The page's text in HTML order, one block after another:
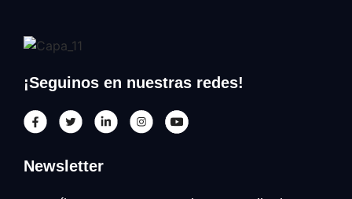
¡Seguinos en nuestras redes!
Newsletter